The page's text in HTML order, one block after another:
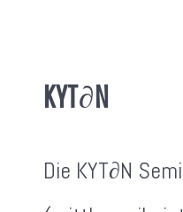
KYT∂N
Die KYT∂N